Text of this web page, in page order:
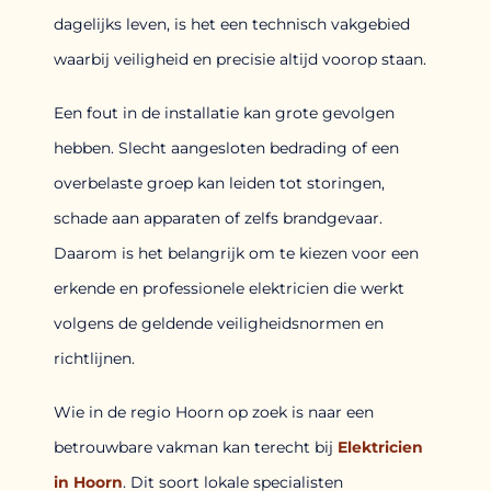
dagelijks leven, is het een technisch vakgebied
waarbij veiligheid en precisie altijd voorop staan.
Een fout in de installatie kan grote gevolgen
hebben. Slecht aangesloten bedrading of een
overbelaste groep kan leiden tot storingen,
schade aan apparaten of zelfs brandgevaar.
Daarom is het belangrijk om te kiezen voor een
erkende en professionele elektricien die werkt
volgens de geldende veiligheidsnormen en
richtlijnen.
Wie in de regio Hoorn op zoek is naar een
betrouwbare vakman kan terecht bij Elektricien
in Hoorn. Dit soort lokale specialisten